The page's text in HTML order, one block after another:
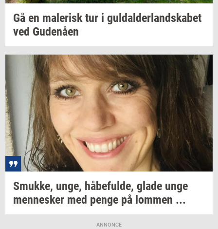
Gå en ma­le­risktur i gul­dal­der­land­ska­bet
ved Gu­denå­en
Smuk­ke, unge, hå­be­ful­de, glade unge
men­ne­sker med penge på lom­men ...
ANNONCE